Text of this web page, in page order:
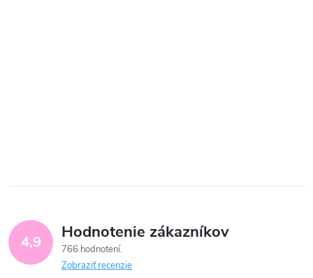
4,9 Hodnotenie zákazníkov
766 hodnotení
Zobraziť recenzie